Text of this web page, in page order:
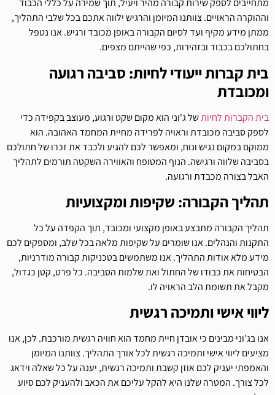
מתחייבים לספק שירות קבורה מהיר ויעיל, תוך שמירה על כללי הכבוד
וההוקרה הראויים. צוותנו המיומן והרגיש ילווה אתכם בכל שלבי התהליך,
ממתן מידע מקיף ועד לסיום הקבורה באופן מכובד ורגיש. אנו נטפל
בחתולכם בכבוד ובזהירות, כפי שהייתם מצפים.
בית קברות ייעודי לחיות: סביבה רגועה
ומכובדת
בית הקברות לחיותשל ג'וני הוא מקום שקט ורגוע, מעוצב בקפידה כדי
לספק סביבה מכובדת וראויה לפרידה מחיית המחמד האהובה. הוא
ממוקם במקום נגיש ונוח, ומאפשר לכם להגיע ולכבד את זכרו של חתולכם
בסביבה שלווה ורגישה. הנוף המטופח והאווירה השקטה תורמים לתהליך
האבל בצורה מכבדת ורגועה.
תהליך הקבורה: שקיפות ומקצועיות
תהליך הקבורה מתבצע באופן מקצועי ומכובד, תוך הקפדה על כל
התקנות והנהלים. אנו שומרים על שקיפות מלאה בכל שלב, ומספקים לכם
מידע מלא אודות התהליך. אנו משתמשים בטכניקות קבורה מודרניות,
הבטיחות את כבודו של החתול ואת שלמות הסביבה. כל פרט, קטן כגדול,
מקבל את תשומת הלב הראויה לו.
ליווי אישי ותמיכה רגשית
אנו בג'וני מבינים כי אובדן חיית מחמד הוא חוויה רגשית מורכבת. לכן, אנו
מציעים ליווי אישי ותמיכה רגשית לכל אורך התהליך. צוותנו המיומן
והאמפתי יעניק לכם אוזן קשבת ותמיכה רגשית, יענה על כל שאלה וידאג
לכל צורך. המטרה שלנו היא להקל עליכם את הכאב ולהעניק לכם סיוע